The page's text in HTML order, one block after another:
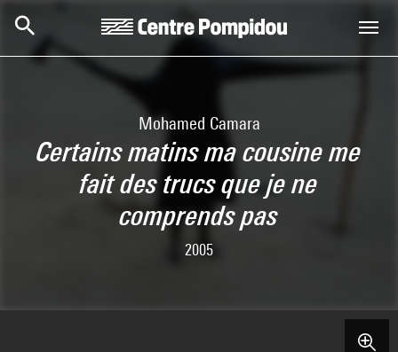
Mohamed Camara
Certains matins ma cousine me
fait des trucs que je ne
comprends pas
2005